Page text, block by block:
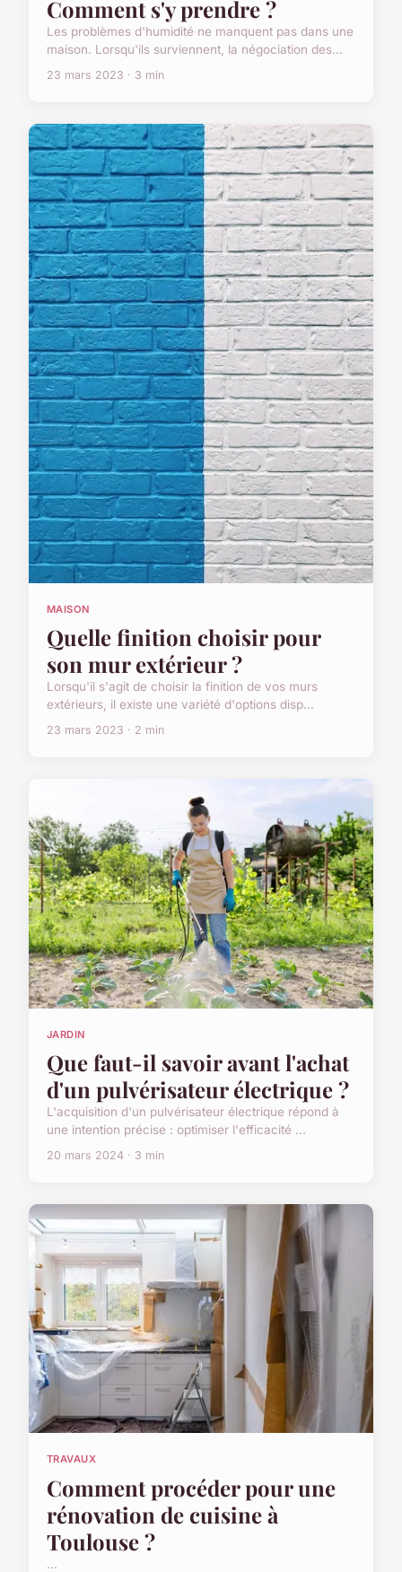
Comment s'y prendre ?
Les problèmes d'humidité ne manquent pas dans une
maison. Lorsqu'ils surviennent, la négociation des...
23 mars 2023 · 3 min
MAISON
Quelle finition choisir pour
son mur extérieur ?
Lorsqu'il s'agit de choisir la finition de vos murs
extérieurs, il existe une variété d'options disp...
23 mars 2023 · 2 min
JARDIN
Que faut-il savoir avant l'achat
d'un pulvérisateur électrique ?
L'acquisition d'un pulvérisateur électrique répond à
une intention précise : optimiser l'efficacité ...
20 mars 2024 · 3 min
TRAVAUX
Comment procéder pour une
rénovation de cuisine à
Toulouse ?
...